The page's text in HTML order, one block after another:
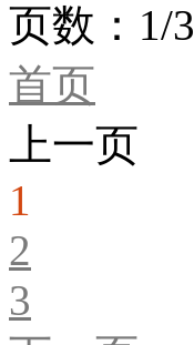
页数：1/3
首页
上一页
1
2
3